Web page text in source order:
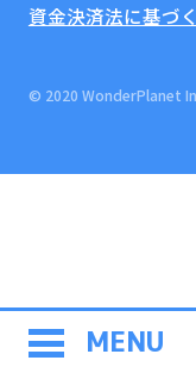
MENU
資金決済法に基づ
© 2020 WonderPlanet